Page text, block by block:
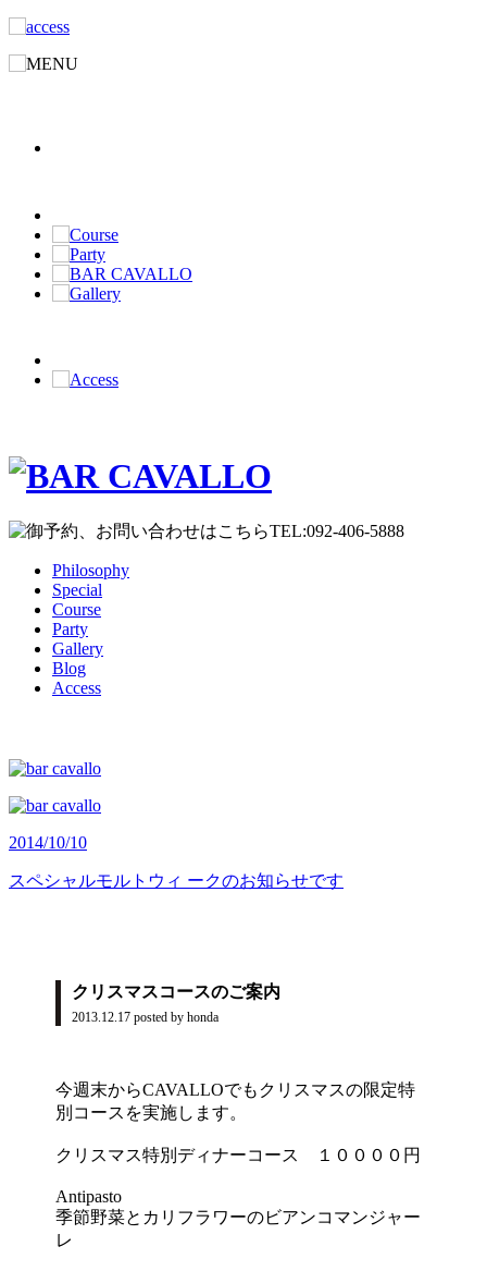
Philosophy
Special
Course
Party
Gallery
Blog
Access
2014/10/10
スペシャルモルトウィ ークのお知らせです
クリスマスコースのご案内
2013.12.17 posted by honda
今週末からCAVALLOでもクリスマスの限定特
別コースを実施します。
クリスマス特別ディナーコース １００００円
Antipasto
季節野菜とカリフラワーのビアンコマンジャー
レ